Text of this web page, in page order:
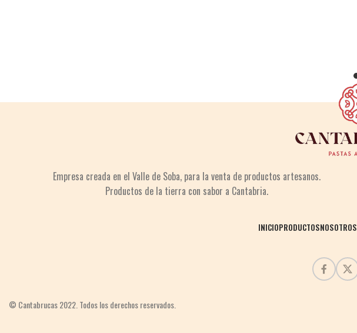
Empresa creada en el Valle de Soba, para la venta de productos artesanos.
Productos de la tierra con sabor a Cantabria.
INICIOPRODUCTOSNOSOTROS
© Cantabrucas 2022. Todos los derechos reservados.